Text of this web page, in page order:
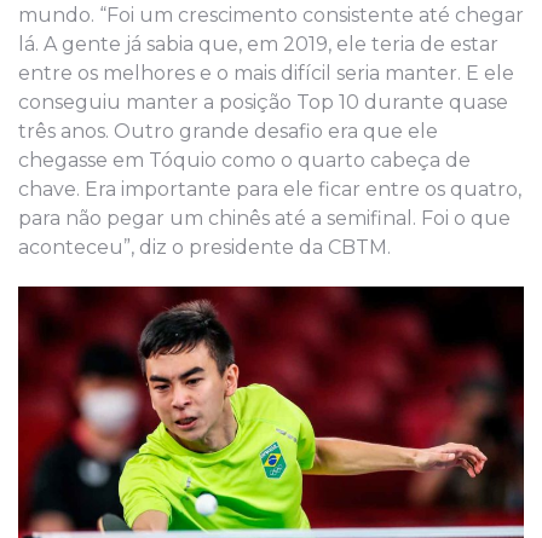
mundo. “Foi um crescimento consistente até chegar
lá. A gente já sabia que, em 2019, ele teria de estar
entre os melhores e o mais difícil seria manter. E ele
conseguiu manter a posição Top 10 durante quase
três anos. Outro grande desafio era que ele
chegasse em Tóquio como o quarto cabeça de
chave. Era importante para ele ficar entre os quatro,
para não pegar um chinês até a semifinal. Foi o que
aconteceu”, diz o presidente da CBTM.